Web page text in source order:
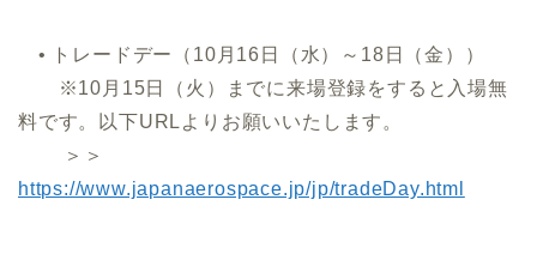
• トレードデー（10月16日（水）～18日（金））
※10月15日（火）までに来場登録をすると入場無
料です。以下URLよりお願いいたします。
＞＞
https://www.japanaerospace.jp/jp/tradeDay.html